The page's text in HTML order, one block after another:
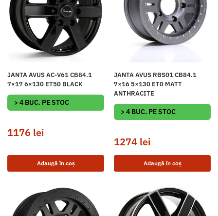
JANTA AVUS AC-V61 CB84.1
7×17 6×130 ET50 BLACK
> 4 BUC. PE STOC
1176 lei
Adaugă în coș
JANTA AVUS RBS01 CB84.1
7×16 5×130 ET0 MATT
ANTHRACITE
> 4 BUC. PE STOC
1274 lei
Adaugă în coș